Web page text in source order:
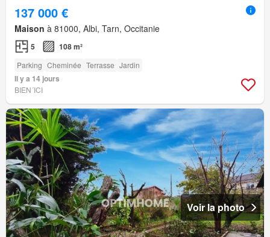
137 000 €
Maison à 81000, Albi, Tarn, Occitanie
5 108 m²
Parking Cheminée Terrasse Jardin
Il y a 14 jours
BIEN´ICI
Voir la photo